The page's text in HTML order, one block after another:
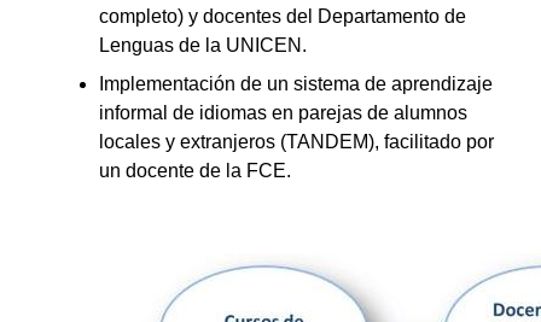
completo) y docentes del Departamento de
Lenguas de la UNICEN.
Implementación de un sistema de aprendizaje
informal de idiomas en parejas de alumnos
locales y extranjeros (TANDEM), facilitado por
un docente de la FCE.